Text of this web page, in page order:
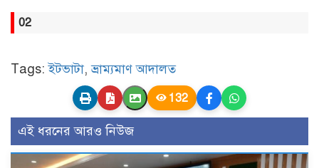
02
Tags:ইটভাটা,ভ্রাম্যমাণ আদালত
132
এই ধরনের আরও নিউজ